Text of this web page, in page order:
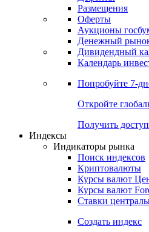
Получить доступ
Календарь
Календарь
Дефолты
Размещения
Оферты
Денежный
Календарь
Попробуйте7-
Откройте
Получить доступ
Индикаторы рынка
Поиск индексов
Курсы валют